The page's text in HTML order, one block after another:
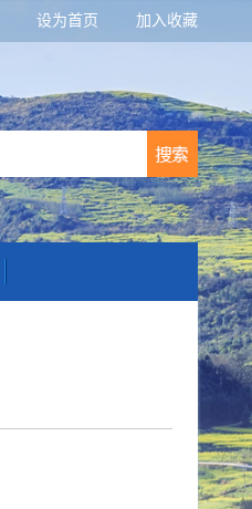
设为首页 加入收藏